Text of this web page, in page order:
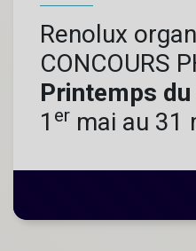
Renolux
CONCOURS
Printemps
1 er mai au 31